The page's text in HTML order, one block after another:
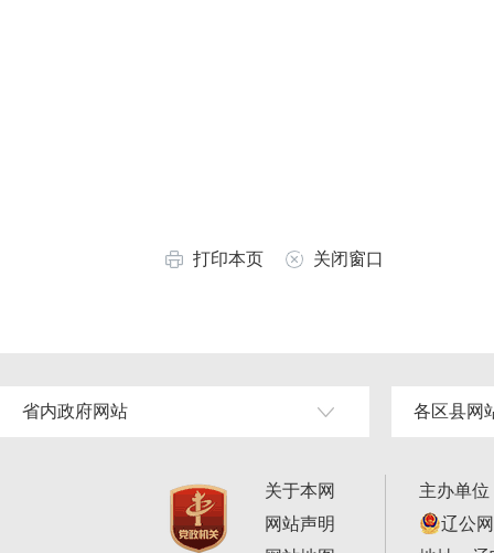
打印本页 关闭窗口
省内政府网站 各区县网
关于本网
网站声明
主办单
辽公